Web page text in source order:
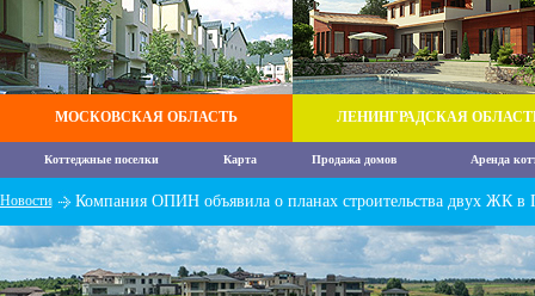
МОСКОВСКАЯ ОБЛАСТЬ ЛЕНИНГРАДСКАЯ
Коттеджные поселки Карта Продажа домов Аренда
Новости Компания ОПИН объявила о планах строительства двух ЖК в